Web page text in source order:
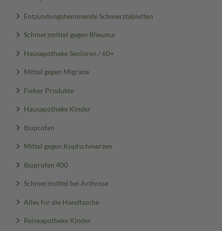
Entzündungshemmende Schmerztabletten
Schmerzmittel gegen Rheuma
Hausapotheke Senioren / 60+
Mittel gegen Migräne
Fieber Produkte
Hausapotheke Kinder
Ibuprofen
Mittel gegen Kopfschmerzen
Ibuprofen 400
Schmerzmittel bei Arthrose
Alles für die Handtasche
Reiseapotheke Kinder